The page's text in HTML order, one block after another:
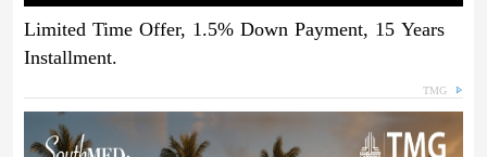
Limited Time Offer, 1.5% Down Payment, 15 Years
Installment.
TMG